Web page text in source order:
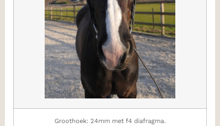
Groothoek: 24mm met f4 diafragma.